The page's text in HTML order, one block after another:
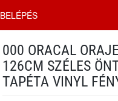
BELÉPÉS
000 ORACAL
126CM SZÉLES
TAPÉTA VINYL